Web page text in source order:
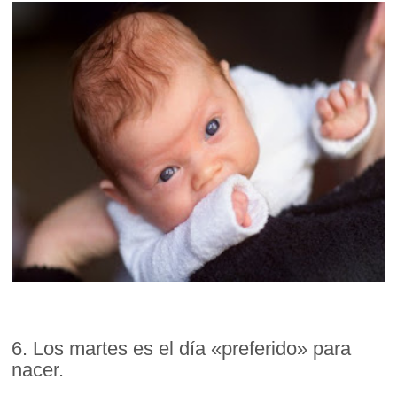
6. Los martes es el día «preferido» para
nacer.